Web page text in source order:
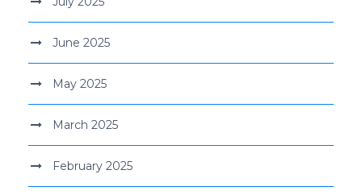
June 2025
May 2025
March 2025
February 2025